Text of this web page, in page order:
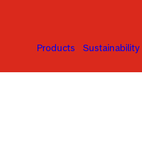
Products Sustainability